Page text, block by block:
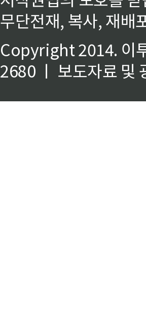
무단전재, 복사, 재배
Copyright 2014. 이
2680 ㅣ 보도자료